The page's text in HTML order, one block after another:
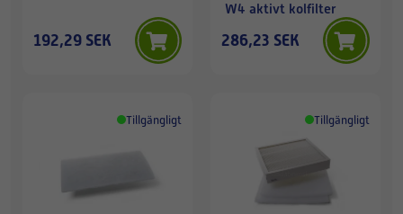
192,29 SEK
W4 aktivt kolfilter
286,23 SEK
Tillgängligt Tillgängligt